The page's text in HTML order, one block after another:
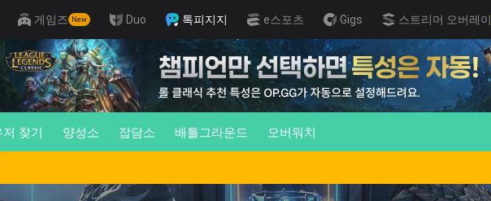
게임즈 New Duo 톡피지지 e스포츠 Gigs 스트리머 오버레이
저 찾기 양성소 잡담소 배틀그라운드 오버워치